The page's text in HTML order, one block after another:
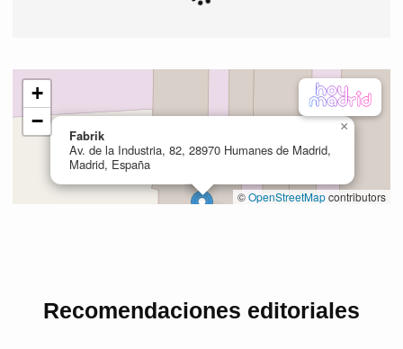
Recomendaciones editoriales